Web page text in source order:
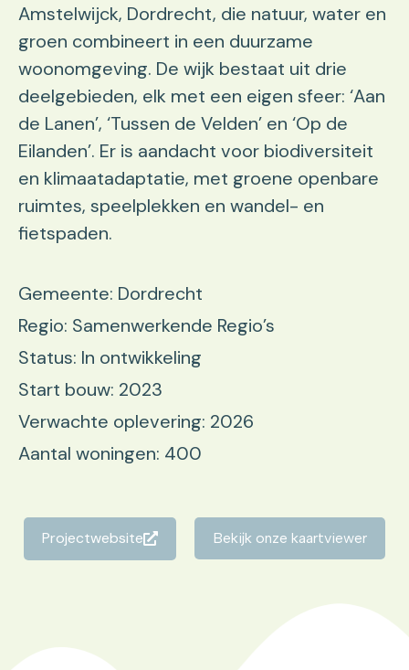
Amstelwijck, Dordrecht, die natuur, water en
groen combineert in een duurzame
woonomgeving. De wijk bestaat uit drie
deelgebieden, elk met een eigen sfeer: ‘Aan
de Lanen’, ‘Tussen de Velden’ en ‘Op de
Eilanden’. Er is aandacht voor biodiversiteit
en klimaatadaptatie, met groene openbare
ruimtes, speelplekken en wandel- en
fietspaden.
Gemeente: Dordrecht
Regio: Samenwerkende Regio’s
Status: In ontwikkeling
Start bouw: 2023
Verwachte oplevering: 2026
Aantal woningen: 400
Projectwebsite Bekijk onze kaartviewer